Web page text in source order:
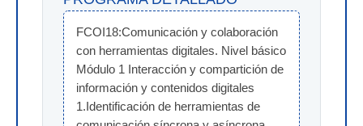
FCOI18:Comunicación y colaboración
con herramientas digitales. Nivel básico
Módulo 1 Interacción y compartición de
información y contenidos digitales
1.Identificación de herramientas de